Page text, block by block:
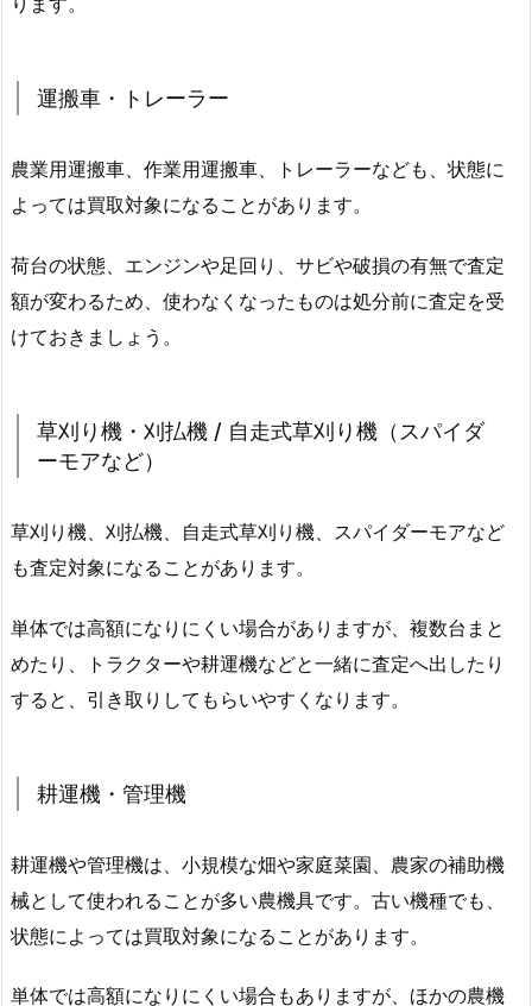
運搬車・トレーラー
農業用運搬車、作業用運搬車、トレーラーなども、状態に
よっては買取対象になることがあります。
荷台の状態、エンジンや足回り、サビや破損の有無で査定
額が変わるため、使わなくなったものは処分前に査定を受
けておきましょう。
草刈り機・刈払機 / 自走式草刈り機（スパイダ
ーモアなど）
草刈り機、刈払機、自走式草刈り機、スパイダーモアなど
も査定対象になることがあります。
単体では高額になりにくい場合がありますが、複数台まと
めたり、トラクターや耕運機などと一緒に査定へ出したり
すると、引き取りしてもらいやすくなります。
耕運機・管理機
耕運機や管理機は、小規模な畑や家庭菜園、農家の補助機
械として使われることが多い農機具です。古い機種でも、
状態によっては買取対象になることがあります。
単体では高額になりにくい場合もありますが、ほかの農機